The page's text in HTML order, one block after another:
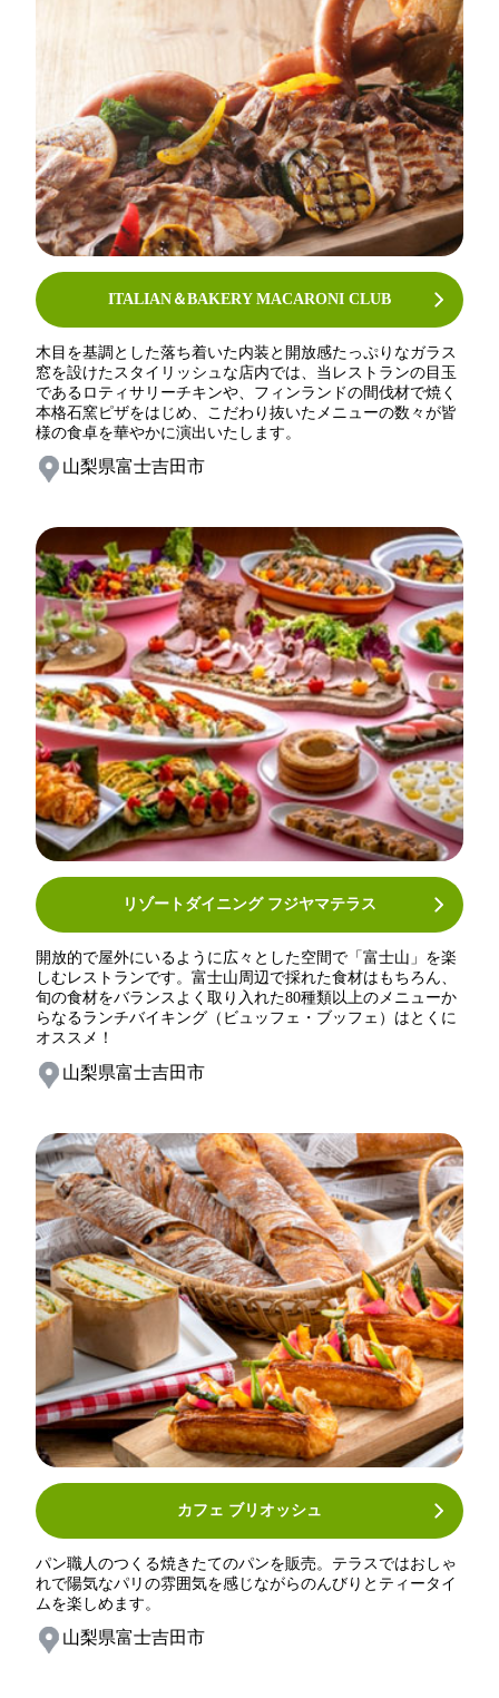
ITALIAN＆BAKERY MACARONI CLUB
木目を基調とした落ち着いた内装と開放感たっぷりなガラス
窓を設けたスタイリッシュな店内では、当レストランの目玉
であるロティサリーチキンや、フィンランドの間伐材で焼く
本格石窯ピザをはじめ、こだわり抜いたメニューの数々が皆
様の食卓を華やかに演出いたします。
山梨県富士吉田市
リゾートダイニング フジヤマテラス
開放的で屋外にいるように広々とした空間で「富士山」を楽
しむレストランです。富士山周辺で採れた食材はもちろん、
旬の食材をバランスよく取り入れた80種類以上のメニューか
らなるランチバイキング（ビュッフェ・ブッフェ）はとくに
オススメ！
山梨県富士吉田市
カフェ ブリオッシュ
パン職人のつくる焼きたてのパンを販売。テラスではおしゃ
れで陽気なパリの雰囲気を感じながらのんびりとティータイ
ムを楽しめます。
山梨県富士吉田市